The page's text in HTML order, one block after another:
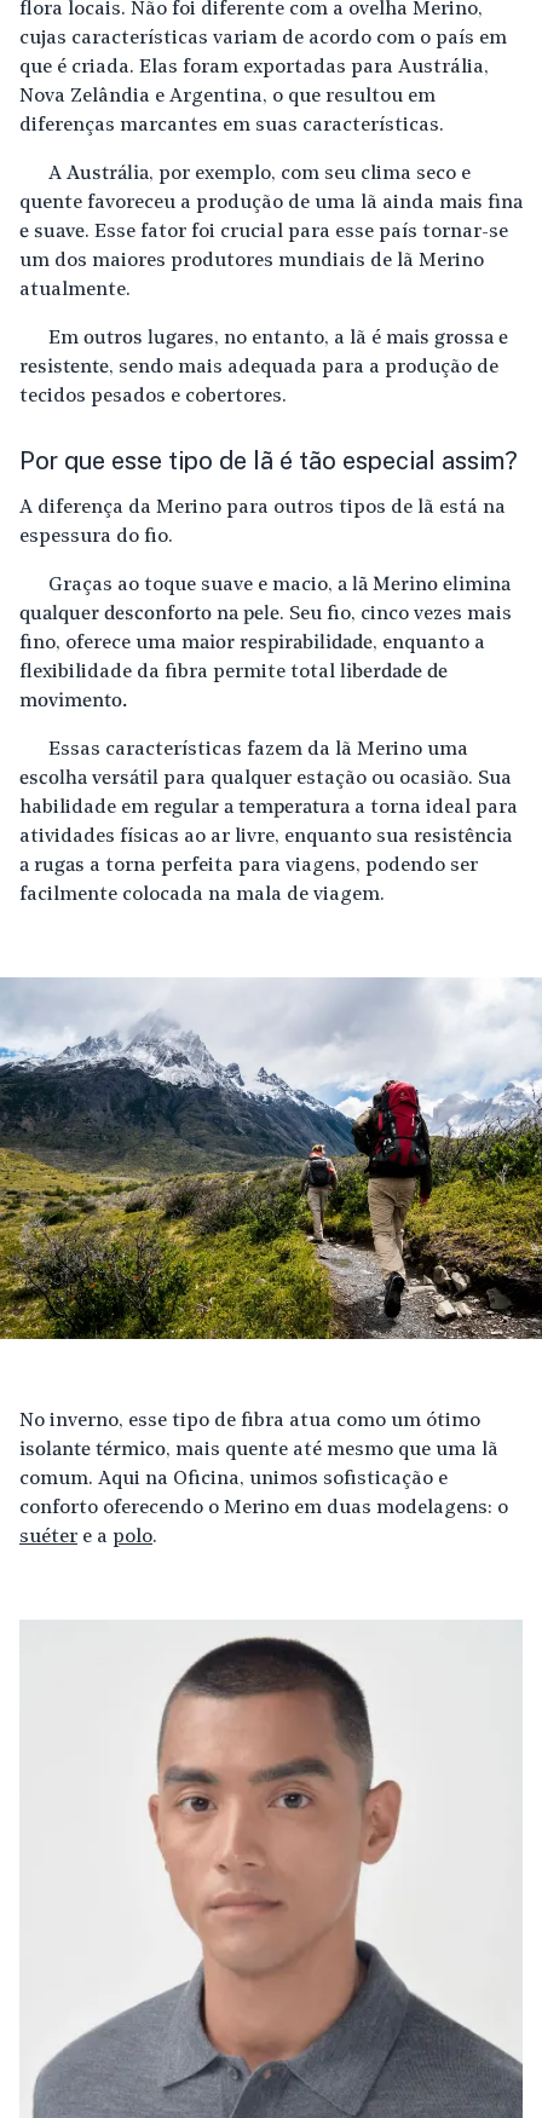
flora locais. Não foi diferente com a ovelha Merino,
cujas características variam de acordo com o país em
que é criada. Elas foram exportadas para Austrália,
Nova Zelândia e Argentina, o que resultou em
diferenças marcantes em suas características.
A Austrália, por exemplo, com seu clima seco e
quente favoreceu a produção de uma lã ainda mais fina
e suave. Esse fator foi crucial para esse país tornar-se
um dos maiores produtores mundiais de lã Merino
atualmente.
Em outros lugares, no entanto, a lã é mais grossa e
resistente, sendo mais adequada para a produção de
tecidos pesados e cobertores.
Por que esse tipo de lã é tão especial assim?
A diferença da Merino para outros tipos de lã está na
espessura do fio.
Graças ao toque suave e macio, a lã Merino elimina
qualquer desconforto na pele. Seu fio, cinco vezes mais
fino, oferece uma maior respirabilidade, enquanto a
flexibilidade da fibra permite total liberdade de
movimento.
Essas características fazem da lã Merino uma
escolha versátil para qualquer estação ou ocasião. Sua
habilidade em regular a temperatura a torna ideal para
atividades físicas ao ar livre, enquanto sua resistência
a rugas a torna perfeita para viagens, podendo ser
facilmente colocada na mala de viagem.
No inverno, esse tipo de fibra atua como um ótimo
isolante térmico, mais quente até mesmo que uma lã
comum. Aqui na Oficina, unimos sofisticação e
conforto oferecendo o Merino em duas modelagens: o
suéter e a polo.